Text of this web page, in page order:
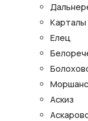
Карталы
Елец
Аскиз